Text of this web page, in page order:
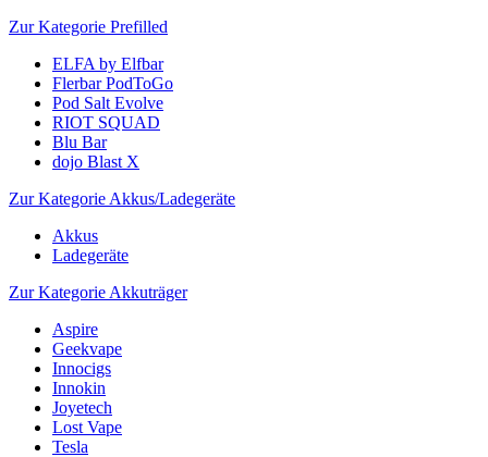
Zur Kategorie Prefilled
ELFA by Elfbar
Flerbar PodToGo
Pod Salt Evolve
RIOT SQUAD
Blu Bar
dojo Blast X
Zur Kategorie Akkus/Ladegeräte
Akkus
Ladegeräte
Zur Kategorie Akkuträger
Aspire
Geekvape
Innocigs
Innokin
Joyetech
Lost Vape
Tesla